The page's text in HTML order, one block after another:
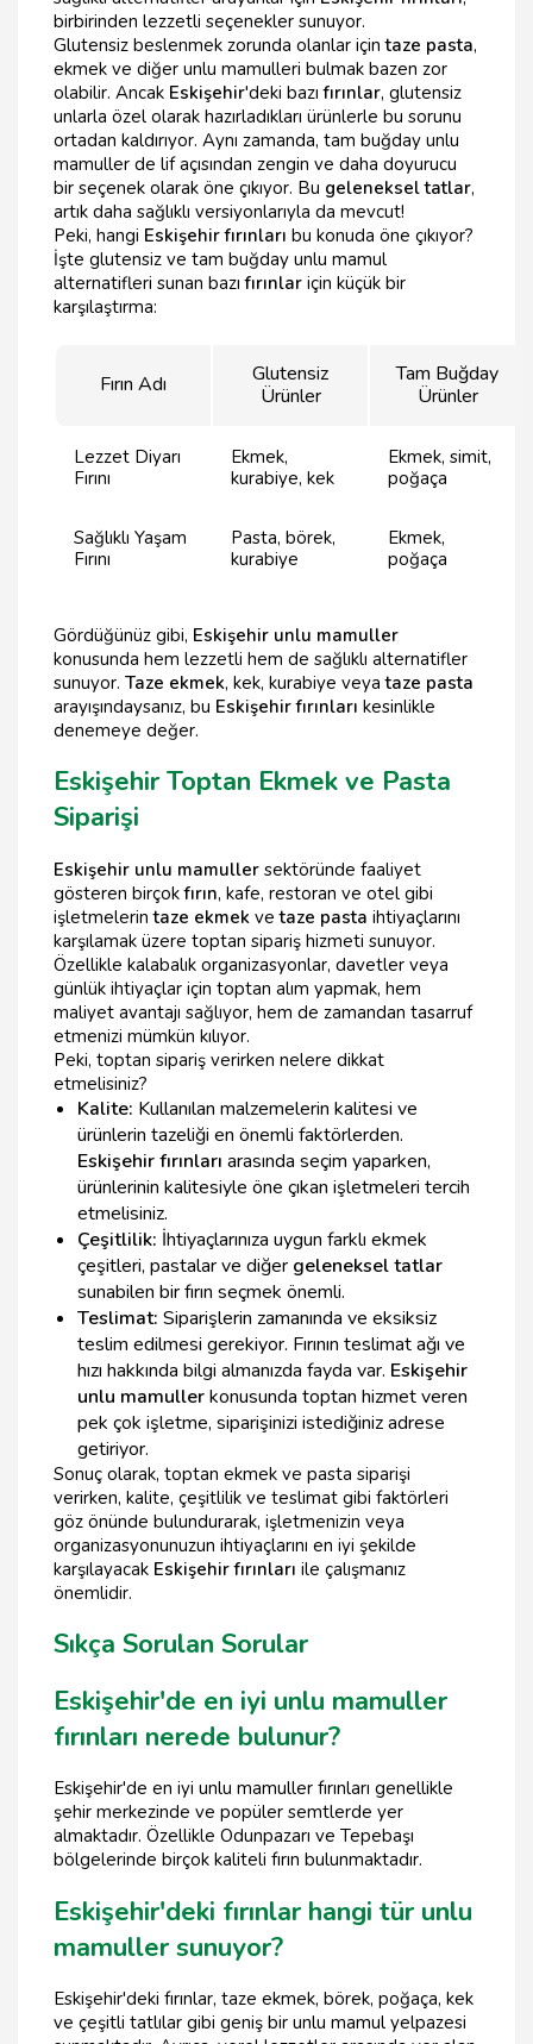
birbirinden lezzetli seçenekler sunuyor.
Glutensiz beslenmek zorunda olanlar içintaze pasta,
ekmek ve diğer unlu mamulleri bulmak bazen zor
olabilir. Ancak Eskişehir'deki bazıfırınlar, glutensiz
unlarla özel olarak hazırladıkları ürünlerle bu sorunu
ortadan kaldırıyor. Aynı zamanda, tam buğday unlu
mamuller de lif açısından zengin ve daha doyurucu
bir seçenek olarak öne çıkıyor. Bu geleneksel tatlar,
artık daha sağlıklı versiyonlarıyla da mevcut!
Peki, hangi Eskişehir fırınları bu konuda öne çıkıyor?
İşte glutensiz ve tam buğday unlu mamul
alternatifleri sunan bazıfırınlar için küçük bir
karşılaştırma:
Fırın Adı
Glutensiz
Ürünler
Tam Buğday
Ürünler
Lezzet Diyarı
Fırını
Ekmek,
kurabiye, kek
Ekmek, simit,
poğaça
Sağlıklı Yaşam
Fırını
Pasta, börek,
kurabiye
Ekmek,
poğaça
Gördüğünüz gibi, Eskişehir unlu mamuller
konusunda hem lezzetli hem de sağlıklı alternatifler
sunuyor. Taze ekmek, kek, kurabiye veyataze pasta
arayışındaysanız, bu Eskişehir fırınları kesinlikle
denemeye değer.
Eskişehir Toptan Ekmek ve Pasta
Siparişi
Eskişehir unlu mamuller sektöründe faaliyet
gösteren birçokfırın, kafe, restoran ve otel gibi
işletmelerintaze ekmek vetaze pasta ihtiyaçlarını
karşılamak üzere toptan sipariş hizmeti sunuyor.
Özellikle kalabalık organizasyonlar, davetler veya
günlük ihtiyaçlar için toptan alım yapmak, hem
maliyet avantajı sağlıyor, hem de zamandan tasarruf
etmenizi mümkün kılıyor.
Peki, toptan sipariş verirken nelere dikkat
etmelisiniz?
Kalite: Kullanılan malzemelerin kalitesi ve
ürünlerin tazeliği en önemli faktörlerden.
Eskişehir fırınları arasında seçim yaparken,
ürünlerinin kalitesiyle öne çıkan işletmeleri tercih
etmelisiniz.
Çeşitlilik: İhtiyaçlarınıza uygun farklı ekmek
çeşitleri, pastalar ve diğer geleneksel tatlar
sunabilen bir fırın seçmek önemli.
Teslimat: Siparişlerin zamanında ve eksiksiz
teslim edilmesi gerekiyor. Fırının teslimat ağı ve
hızı hakkında bilgi almanızda fayda var. Eskişehir
unlu mamullerkonusunda toptan hizmet veren
pek çok işletme, siparişinizi istediğiniz adrese
getiriyor.
Sonuç olarak, toptan ekmek ve pasta siparişi
verirken, kalite, çeşitlilik ve teslimat gibi faktörleri
göz önünde bulundurarak, işletmenizin veya
organizasyonunuzun ihtiyaçlarını en iyi şekilde
karşılayacak Eskişehir fırınları ile çalışmanız
önemlidir.
Sıkça Sorulan Sorular
Eskişehir'de en iyi unlu mamuller
fırınları nerede bulunur?
Eskişehir'de en iyi unlu mamuller fırınları genellikle
şehir merkezinde ve popüler semtlerde yer
almaktadır. Özellikle Odunpazarı ve Tepebaşı
bölgelerinde birçok kaliteli fırın bulunmaktadır.
Eskişehir'deki fırınlar hangi tür unlu
mamuller sunuyor?
Eskişehir'deki fırınlar, taze ekmek, börek, poğaça, kek
ve çeşitli tatlılar gibi geniş bir unlu mamul yelpazesi